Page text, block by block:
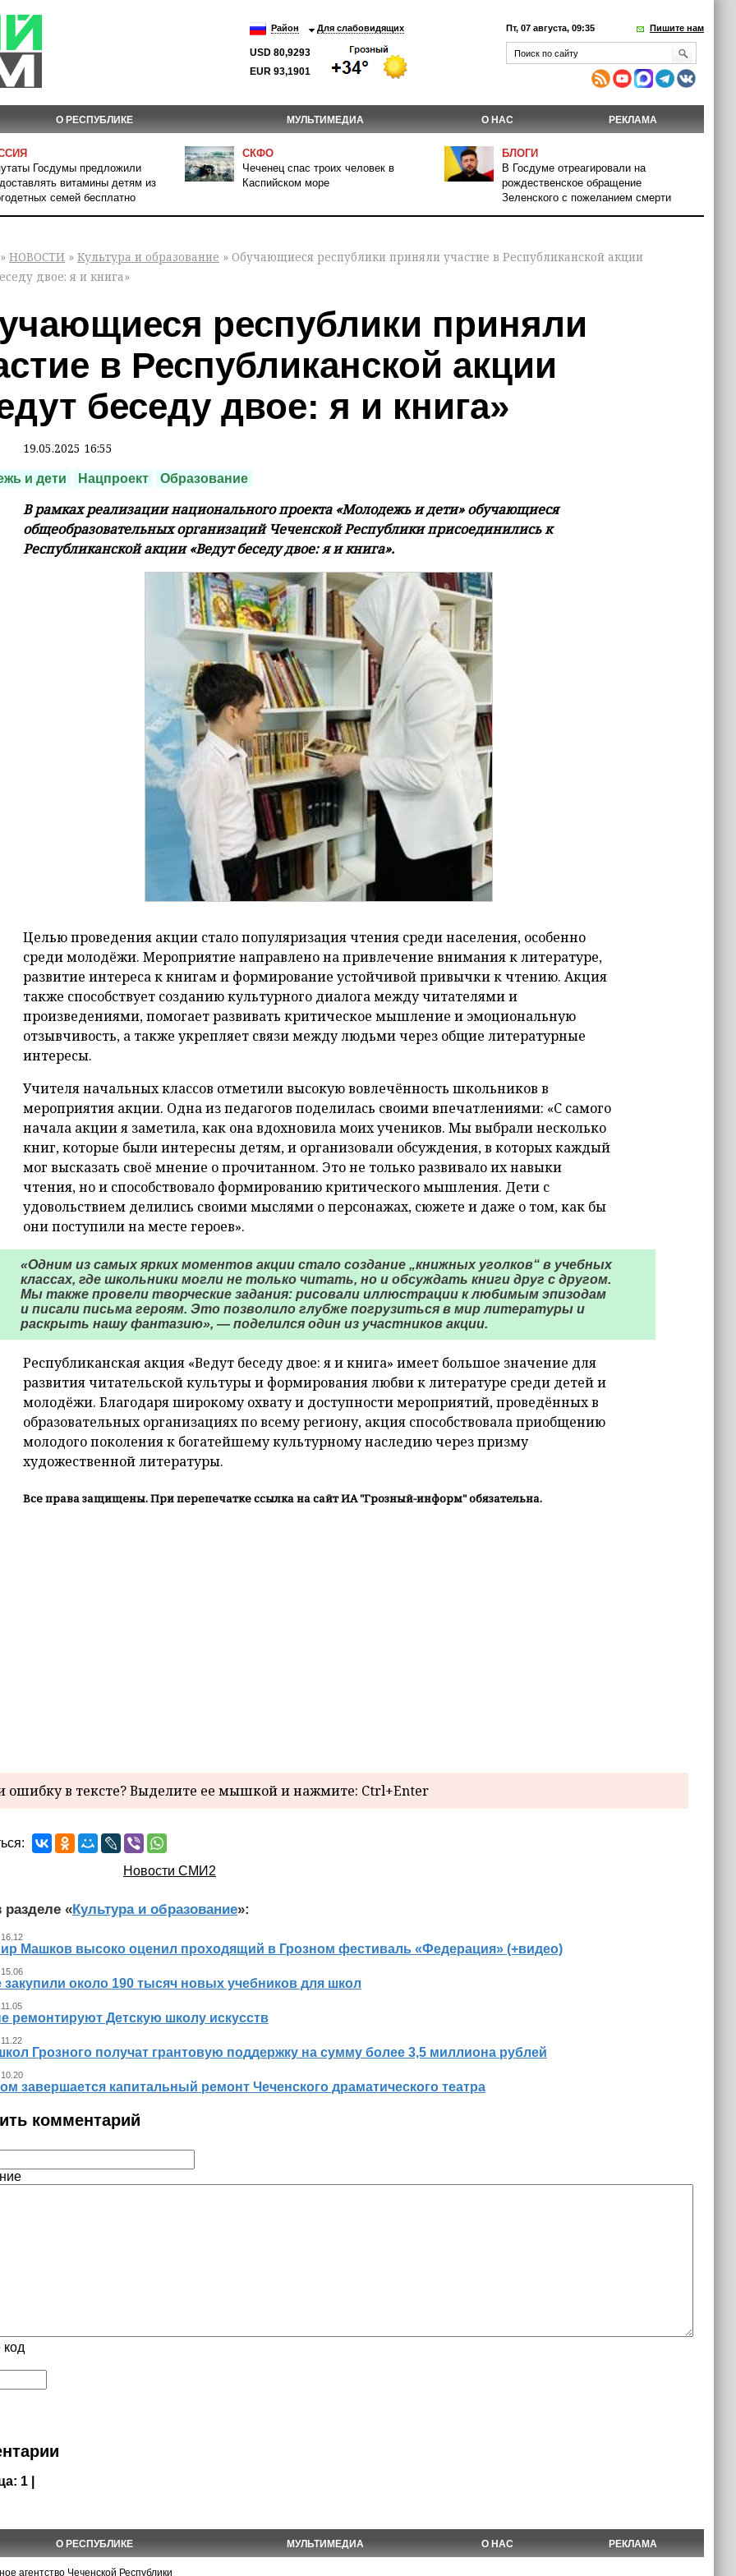
Район Для слабовидящих
USD 80,9293
EUR 93,1901
Пт, 07 августа, 09:35 Пишите нам
О РЕСПУБЛИКЕ МУЛЬТИМЕДИА О НАС РЕКЛАМА
Госдумы предложили
витамины детям из
семей бесплатно
СКФО
Чеченец спас троих человек в
Каспийском море
БЛОГИ
В Госдуме отреагировали на
рождественское обращение
Зеленского с пожеланием смерти
» НОВОСТИ » Культура и образование » Обучающиеся республики приняли участие в Республиканской акции
двое: я и книга»
республики приняли
в Республиканской акции
беседу двое: я и книга»
19.05.2025 16:55
и дети Нацпроект Образование
В рамках реализации национального проекта «Молодежь и дети» обучающиеся
общеобразовательных организаций Чеченской Республики присоединились к
Республиканской акции «Ведут беседу двое: я и книга».
Целью проведения акции стало популяризация чтения среди населения, особенно
среди молодёжи. Мероприятие направлено на привлечение внимания к литературе,
развитие интереса к книгам и формирование устойчивой привычки к чтению. Акция
также способствует созданию культурного диалога между читателями и
произведениями, помогает развивать критическое мышление и эмоциональную
отзывчивость, а также укрепляет связи между людьми через общие литературные
интересы.
Учителя начальных классов отметили высокую вовлечённость школьников в
мероприятия акции. Одна из педагогов поделилась своими впечатлениями: «С самого
начала акции я заметила, как она вдохновила моих учеников. Мы выбрали несколько
книг, которые были интересны детям, и организовали обсуждения, в которых каждый
мог высказать своё мнение о прочитанном. Это не только развивало их навыки
чтения, но и способствовало формированию критического мышления. Дети с
удовольствием делились своими мыслями о персонажах, сюжете и даже о том, как бы
они поступили на месте героев».
«Одним из самых ярких моментов акции стало создание „книжных уголков“ в учебных
классах, где школьники могли не только читать, но и обсуждать книги друг с другом.
Мы также провели творческие задания: рисовали иллюстрации к любимым эпизодам
и писали письма героям. Это позволило глубже погрузиться в мир литературы и
раскрыть нашу фантазию», — поделился один из участников акции.
Республиканская акция «Ведут беседу двое: я и книга» имеет большое значение для
развития читательской культуры и формирования любви к литературе среди детей и
молодёжи. Благодаря широкому охвату и доступности мероприятий, проведённых в
образовательных организациях по всему региону, акция способствовала приобщению
молодого поколения к богатейшему культурному наследию через призму
художественной литературы.
Все права защищены. При перепечатке ссылка на сайт ИА "Грозный-информ" обязательна.
в тексте? Выделите ее мышкой и нажмите: Ctrl+Enter
Новости СМИ2
разделе «Культура и образование»:
Машков высоко оценил проходящий в Грозном фестиваль «Федерация» (+видео)
закупили около 190 тысяч новых учебников для школ
ремонтируют Детскую школу искусств
Грозного получат грантовую поддержку на сумму более 3,5 миллиона рублей
завершается капитальный ремонт Чеченского драматического театра
комментарий
код
1 |
О РЕСПУБЛИКЕ МУЛЬТИМЕДИА О НАС РЕКЛАМА
агентство Чеченской Республики